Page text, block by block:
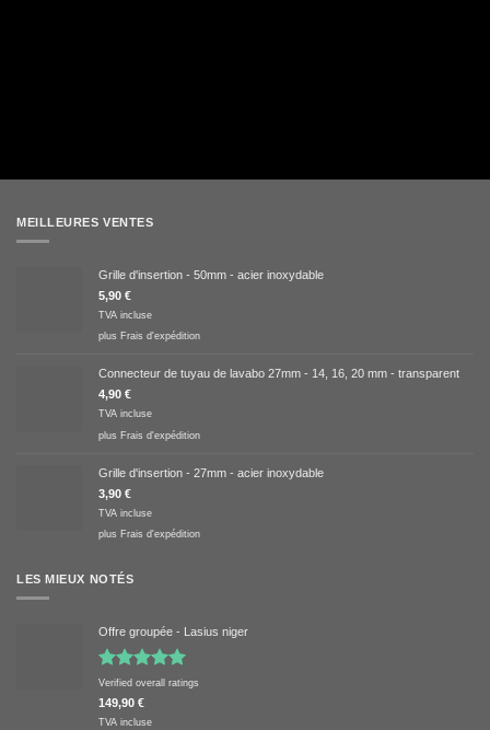
MEILLEURES VENTES
Grille d'insertion - 50mm - acier inoxydable
5,90 €
TVA incluse
plus Frais d'expédition
Connecteur de tuyau de lavabo 27mm - 14, 16, 20 mm - transparent
4,90 €
TVA incluse
plus Frais d'expédition
Grille d'insertion - 27mm - acier inoxydable
3,90 €
TVA incluse
plus Frais d'expédition
LES MIEUX NOTÉS
Offre groupée - Lasius niger
Note5.00
sur 5
Verified overall ratings
149,90 €
TVA incluse